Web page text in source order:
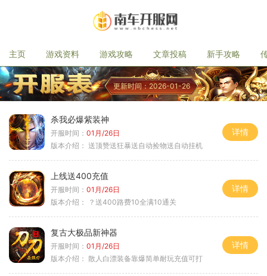
主页 游戏资料 游戏攻略 文章投稿 新手攻略
更新时间：2026-01-26
杀我必爆紫装神
开服时间： 01月/26日
版本介绍： 送顶赞送狂暴送自动捡物送自动挂机
详情
上线送400充值
开服时间： 01月/26日
版本介绍：
？送400路费10全满10通关
详情
复古大极品新神器
开服时间： 01月/26日
版本介绍： 散人白漂装备靠爆简单耐玩充值可打
详情